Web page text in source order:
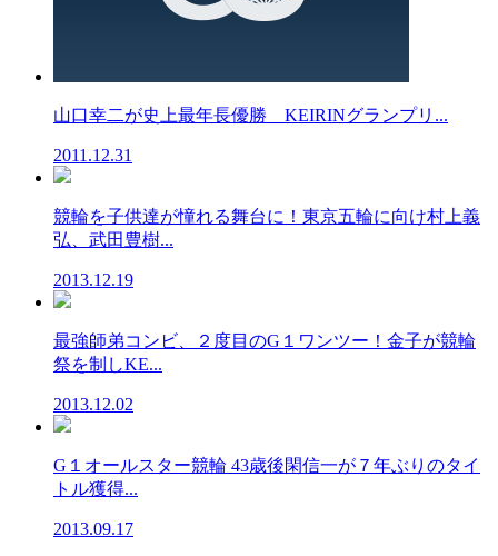
山口幸二が史上最年長優勝 KEIRINグランプリ...
2011.12.31
競輪を子供達が憧れる舞台に！東京五輪に向け村上義
弘、武田豊樹...
2013.12.19
最強師弟コンビ、２度目のG１ワンツー！金子が競輪
祭を制しKE...
2013.12.02
G１オールスター競輪 43歳後閑信一が７年ぶりのタイ
トル獲得...
2013.09.17